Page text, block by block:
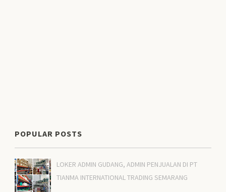
POPULAR POSTS
LOKER ADMIN GUDANG, ADMIN PENJUALAN DI PT
TIANMA INTERNATIONAL TRADING SEMARANG